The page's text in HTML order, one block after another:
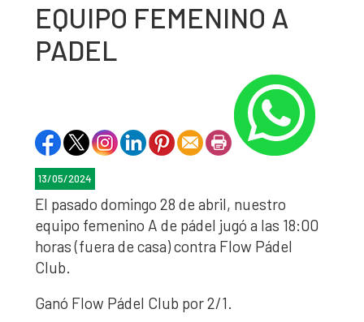
EQUIPO FEMENINO A
PADEL
13/05/2024
El pasado domingo 28 de abril, nuestro
equipo femenino A de pádel jugó a las 18:00
horas (fuera de casa) contra Flow Pádel
Club.
Ganó Flow Pádel Club por 2/1.